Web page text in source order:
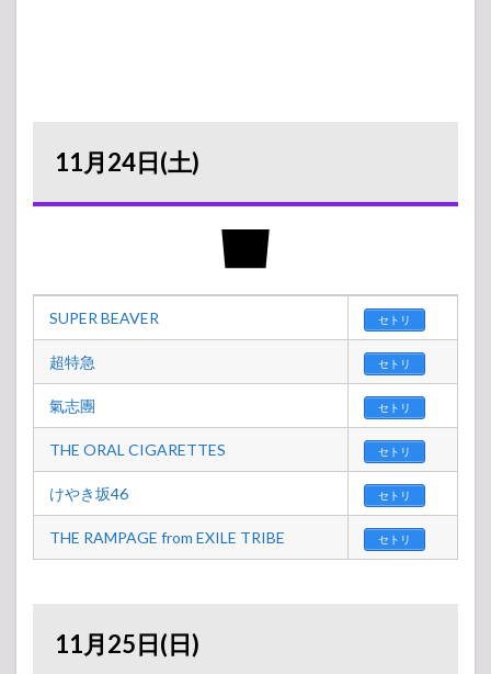
11月24日(土)
SUPER BEAVER セトリ
超特急 セトリ
氣志團 セトリ
THE ORAL CIGARETTES セトリ
けやき坂46 セトリ
THE RAMPAGE from EXILE TRIBE セトリ
11月25日(日)